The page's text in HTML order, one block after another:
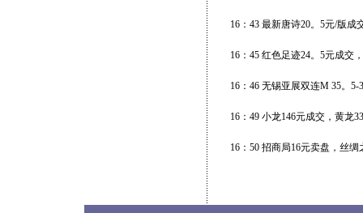
16：43 最新唐诗20。5元/版成
16：45 红色足迹24。5元成交
16：46 无锡亚展双连M 35。
16：49 小龙146元成交，黄龙
16：50 招商局16元卖盘，丝